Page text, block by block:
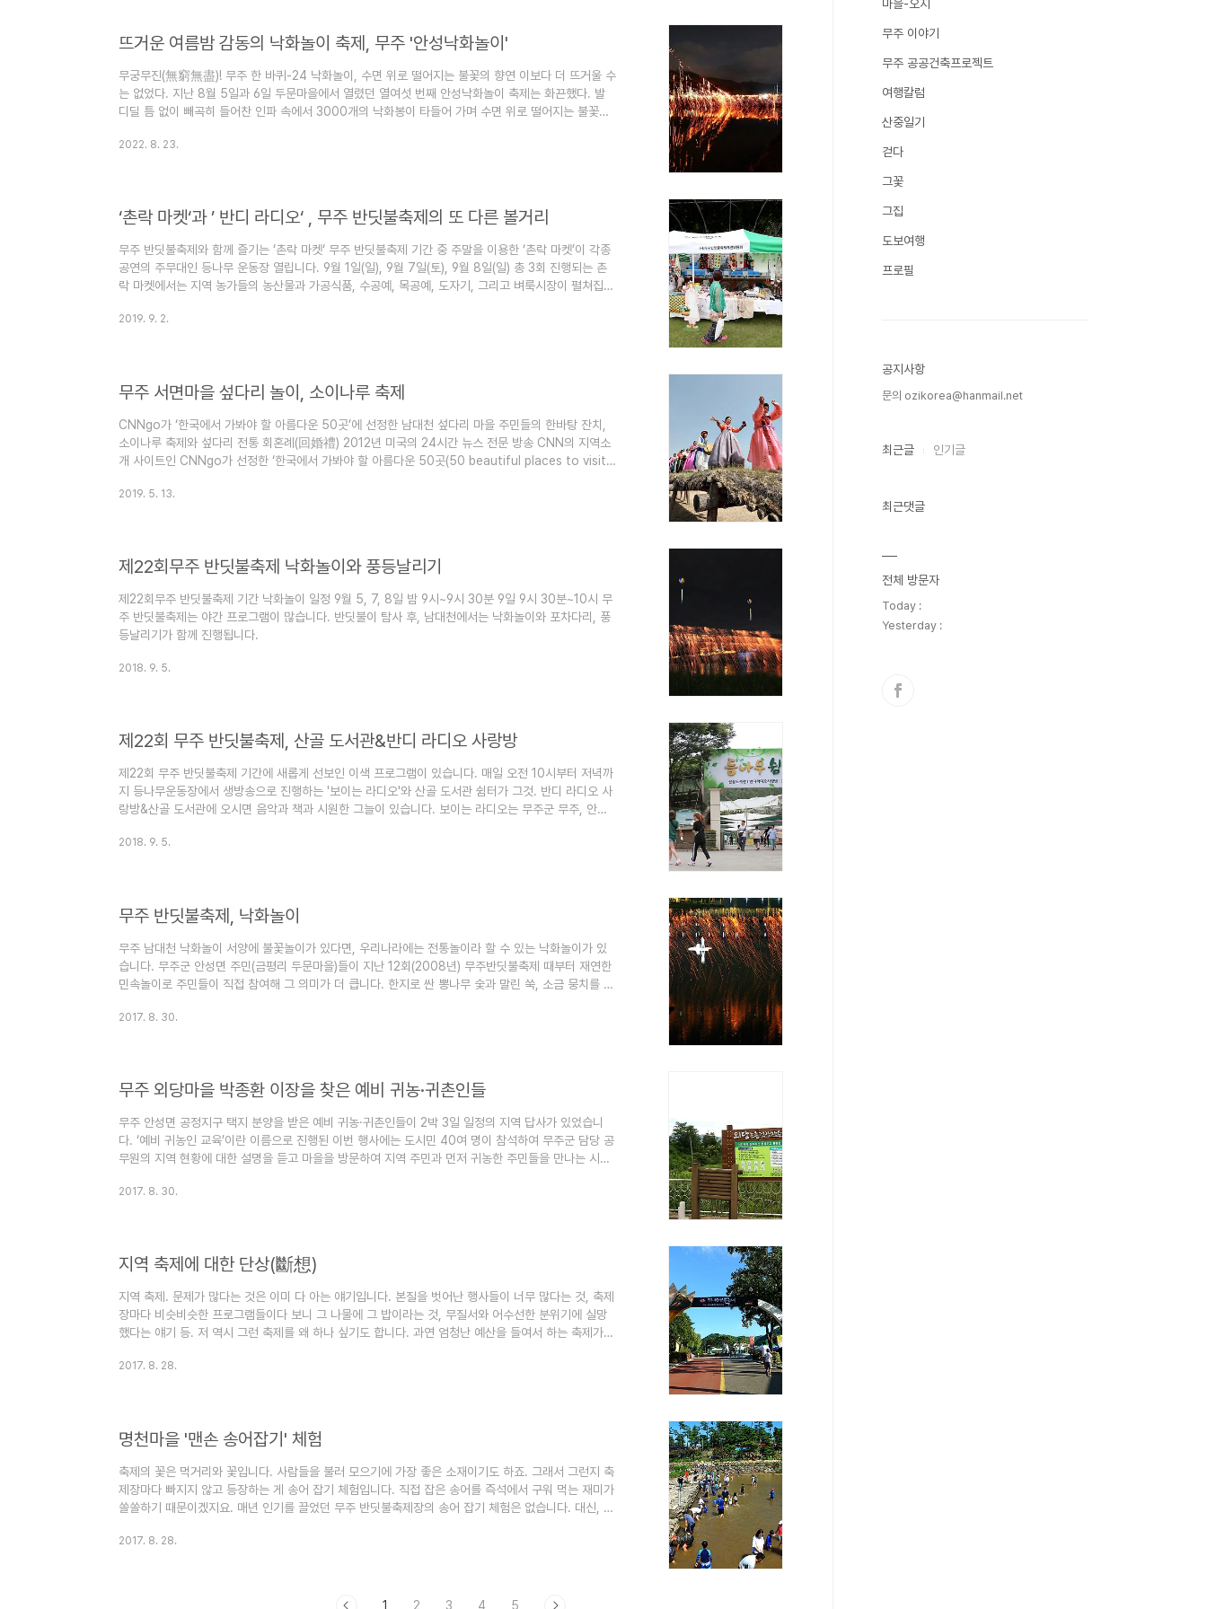
뜨거운 여름밤 감동의 낙화놀이 축제, 무주 '안성낙화놀이'
무궁무진(無窮無盡)! 무주 한 바퀴-24 낙화놀이, 수면 위로 떨어지는 불꽃의 향연 이보다 더 뜨거울 수
는 없었다. 지난 8월 5일과 6일 두문마을에서 열렸던 열여섯 번째 안성낙화놀이 축제는 화끈했다. 발
디딜 틈 없이 빼곡히 들어찬 인파 속에서 3000개의 낙화봉이 타들어 가며 수면 위로 떨어지는 불꽃의
오고 있는 축제다. 마을의 수호신인 당산나무에서 마을의 안녕과 평온을 기원하는 대동제를 지내는 것
2022. 8. 23.
‘촌락 마켓‘과 ’ 반디 라디오‘ , 무주 반딧불축제의 또 다른 볼거리
무주 반딧불축제와 함께 즐기는 ‘촌락 마켓‘ 무주 반딧불축제 기간 중 주말을 이용한 ‘촌락 마켓’이 각종
공연의 주무대인 등나무 운동장 열립니다. 9월 1일(일), 9월 7일(토), 9월 8일(일) 총 3회 진행되는 촌
락 마켓에서는 지역 농가들의 농산물과 가공식품, 수공예, 목공예, 도자기, 그리고 벼룩시장이 펼쳐집니
는 매년 축제 때마다 활략하고 있는 지역 청소년들이 진행하는 ‘반디 라디오’ 생방송이 있습니다. 8/31
2019. 9. 2.
무주 서면마을 섶다리 놀이, 소이나루 축제
CNNgo가 ‘한국에서 가봐야 할 아름다운 50곳’에 선정한 남대천 섶다리 마을 주민들의 한바탕 잔치,
소이나루 축제와 섶다리 전통 회혼례(回婚禮) 2012년 미국의 24시간 뉴스 전문 방송 CNN의 지역소
개 사이트인 CNNgo가 선정한 ‘한국에서 가봐야 할 아름다운 50곳(50 beautiful places to visit
공룡능선, 울릉도 해안도로, 지리산 천왕봉, 전남 담양 죽녹원 등 우리나라에서 내노라하는 대표 관광지
2019. 5. 13.
제22회무주 반딧불축제 낙화놀이와 풍등날리기
제22회무주 반딧불축제 기간 낙화놀이 일정 9월 5, 7, 8일 밤 9시~9시 30분 9일 9시 30분~10시 무
주 반딧불축제는 야간 프로그램이 많습니다. 반딧불이 탐사 후, 남대천에서는 낙화놀이와 포차다리, 풍
등날리기가 함께 진행됩니다.
2018. 9. 5.
제22회 무주 반딧불축제, 산골 도서관&반디 라디오 사랑방
제22회 무주 반딧불축제 기간에 새롭게 선보인 이색 프로그램이 있습니다. 매일 오전 10시부터 저녁까
지 등나무운동장에서 생방송으로 진행하는 '보이는 라디오'와 산골 도서관 쉼터가 그것. 반디 라디오 사
랑방&산골 도서관에 오시면 음악과 책과 시원한 그늘이 있습니다. 보이는 라디오는 무주군 무주, 안성,
과 토크도 진행하고, 아프리카 TV를 통해 실시간 생중계되며, 축제장 곳곳에서도 들을 수 있습니다. 9
2018. 9. 5.
무주 반딧불축제, 낙화놀이
무주 남대천 낙화놀이 서양에 불꽃놀이가 있다면, 우리나라에는 전통놀이라 할 수 있는 낙화놀이가 있
습니다. 무주군 안성면 주민(금평리 두문마을)들이 지난 12회(2008년) 무주반딧불축제 때부터 재연한
민속놀이로 주민들이 직접 참여해 그 의미가 더 큽니다. 한지로 싼 뽕나무 숯과 말린 쑥, 소금 뭉치를 남
관을 이룹니다. 소금이 들어 간 한지 뭉치가 타들어갈 때 나는 소리와 바람에 날리는 숯가루 불꽃이 물
2017. 8. 30.
무주 외당마을 박종환 이장을 찾은 예비 귀농·귀촌인들
무주 안성면 공정지구 택지 분양을 받은 예비 귀농·귀촌인들이 2박 3일 일정의 지역 답사가 있었습니
다. ‘예비 귀농인 교육’이란 이름으로 진행된 이번 행사에는 도시민 40여 명이 참석하여 무주군 담당 공
무원의 지역 현황에 대한 설명을 듣고 마을을 방문하여 지역 주민과 먼저 귀농한 주민들을 만나는 시간
을 취재했습니다. 외당마을은 무주군 안성면 공정리에 속한 자연부락입니다. 덕유산 서쪽자락에 위치한
2017. 8. 30.
지역 축제에 대한 단상(斷想)
지역 축제. 문제가 많다는 것은 이미 다 아는 얘기입니다. 본질을 벗어난 행사들이 너무 많다는 것, 축제
장마다 비슷비슷한 프로그램들이다 보니 그 나물에 그 밥이라는 것, 무질서와 어수선한 분위기에 실망
했다는 얘기 등. 저 역시 그런 축제를 왜 하나 싶기도 합니다. 과연 엄청난 예산을 들여서 하는 축제가
겠습니다. 조잡한 조형물들 하며, 단 며칠간의 행사를 위해 엄청난 예산 낭비하는 모습, 하루 이틀 얘기
2017. 8. 28.
명천마을 '맨손 송어잡기' 체험
축제의 꽃은 먹거리와 꽃입니다. 사람들을 불러 모으기에 가장 좋은 소재이기도 하죠. 그래서 그런지 축
제장마다 빠지지 않고 등장하는 게 송어 잡기 체험입니다. 직접 잡은 송어를 즉석에서 구워 먹는 재미가
쏠쏠하기 때문이겠지요. 매년 인기를 끌었던 무주 반딧불축제장의 송어 잡기 체험은 없습니다. 대신, 함
산 자락, 무주군 안성면 죽천리 명천마을은 본래 맑고 깨끗한 개울물과 이름 모를 산새들의 소리가 어우
2017. 8. 28.
1 2 3 4 5
마을-오지
무주 이야기
무주 공공건축프로젝트
여행칼럼
산중일기
걷다
그꽃
그집
도보여행
프로필
공지사항
문의 ozikorea@hanmail.net
최근글 인기글
최근댓글
전체 방문자
Today :
Yesterday :